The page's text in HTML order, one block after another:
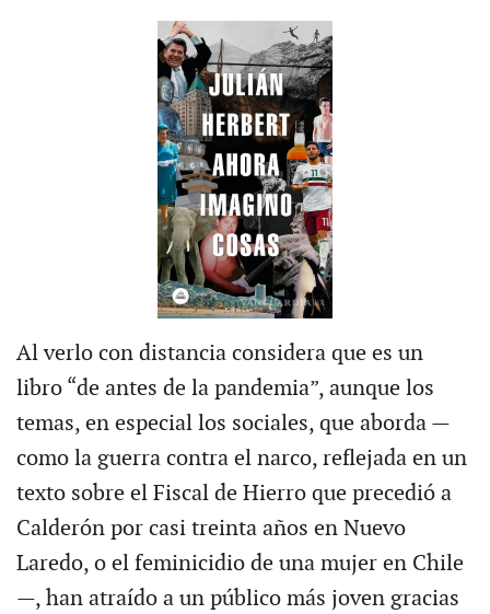
Al verlo con distancia considera que es un
libro “de antes de la pandemia”, aunque los
temas, en especial los sociales, que aborda —
como la guerra contra el narco, reflejada en un
texto sobre el Fiscal de Hierro que precedió a
Calderón por casi treinta años en Nuevo
Laredo, o el feminicidio de una mujer en Chile
—, han atraído a un público más joven gracias